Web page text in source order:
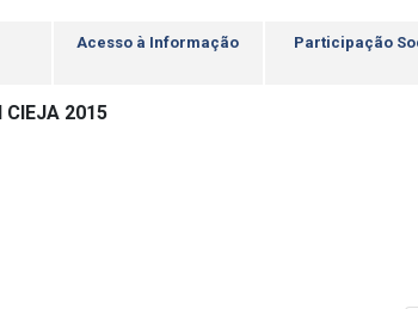
Acesso à Informação Participação
2015